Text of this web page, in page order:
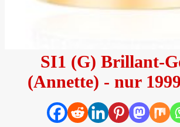
SI1 (G) Brillant-
(Annette) - nur